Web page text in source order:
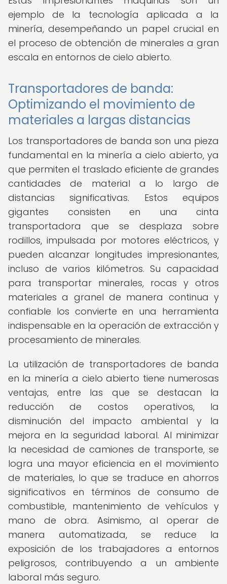
ejemplo de la tecnología aplicada a la
minería, desempeñando un papel crucial en
el proceso de obtención de minerales a gran
escala en entornos de cielo abierto.
Transportadores de banda:
Optimizando el movimiento de
materiales a largas distancias
Los transportadores de banda son una pieza
fundamental en la minería a cielo abierto, ya
que permiten el traslado eficiente de grandes
cantidades de material a lo largo de
distancias significativas. Estos equipos
gigantes consisten en una cinta
transportadora que se desplaza sobre
rodillos, impulsada por motores eléctricos, y
pueden alcanzar longitudes impresionantes,
incluso de varios kilómetros. Su capacidad
para transportar minerales, rocas y otros
materiales a granel de manera continua y
confiable los convierte en una herramienta
indispensable en la operación de extracción y
procesamiento de minerales.
La utilización de transportadores de banda
en la minería a cielo abierto tiene numerosas
ventajas, entre las que se destacan la
reducción de costos operativos, la
disminución del impacto ambiental y la
mejora en la seguridad laboral. Al minimizar
la necesidad de camiones de transporte, se
logra una mayor eficiencia en el movimiento
de materiales, lo que se traduce en ahorros
significativos en términos de consumo de
combustible, mantenimiento de vehículos y
mano de obra. Asimismo, al operar de
manera automatizada, se reduce la
exposición de los trabajadores a entornos
peligrosos, contribuyendo a un ambiente
laboral más seguro.